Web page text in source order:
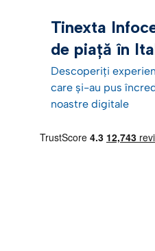
Tinexta
de piață în
Descoperiți
care și-au pus
noastre digitale